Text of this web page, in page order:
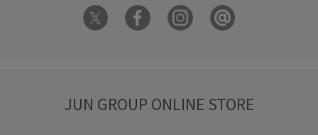
JUN GROUP ONLINE STORE